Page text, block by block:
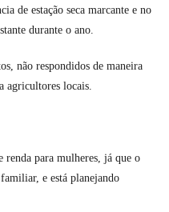
de estação seca marcante e no
durante o ano.
não respondidos de maneira
agricultores locais.
renda para mulheres, já que o
e está planejando